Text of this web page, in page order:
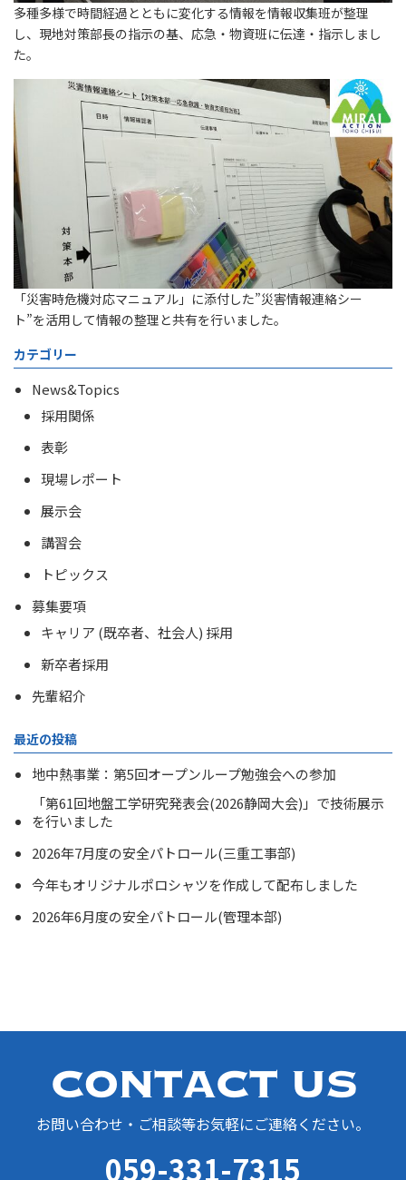
多種多様で時間経過とともに変化する情報を情報収集班が整理
し、現地対策部長の指示の基、応急・物資班に伝達・指示しまし
た。
「災害時危機対応マニュアル」に添付した”災害情報連絡シー
ト”を活用して情報の整理と共有を行いました。
カテゴリー
News&Topics
採用関係
表彰
現場レポート
展示会
講習会
トピックス
募集要項
キャリア (既卒者、社会人) 採用
新卒者採用
先輩紹介
最近の投稿
地中熱事業：第5回オープンループ勉強会への参加
「第61回地盤工学研究発表会(2026静岡大会)」で技術展示
を行いました
2026年7月度の安全パトロール(三重工事部)
今年もオリジナルポロシャツを作成して配布しました
2026年6月度の安全パトロール(管理本部)
お問い合わせ・ご相談等お気軽にご連絡ください。
059-331-7315